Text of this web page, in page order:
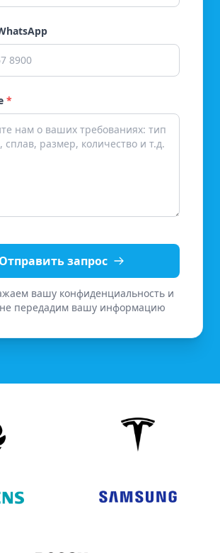
*
Отправить запрос
вашу конфиденциальность и
не передадим вашу информацию